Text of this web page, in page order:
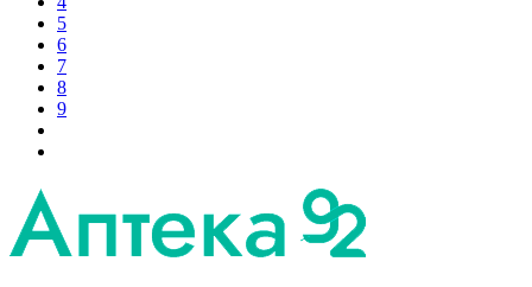
5
6
7
8
9